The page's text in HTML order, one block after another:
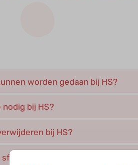
worden gedaan bij HS?
bij HS?
bij HS?